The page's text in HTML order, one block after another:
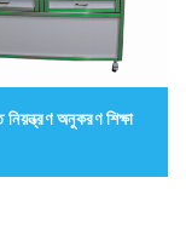
নিয়ন্ত্রণ অনুকরণ শিক্ষা